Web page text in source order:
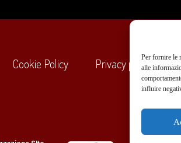
Per fornire le
alle
influire
Cookie Policy Privacy policy